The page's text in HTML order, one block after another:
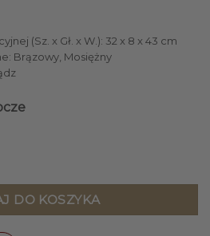
(Sz. x Gł. x W.): 32 x 8 x 43 cm
Brązowy, Mosiężny
mosiężny okręt na
DO KOSZYKA